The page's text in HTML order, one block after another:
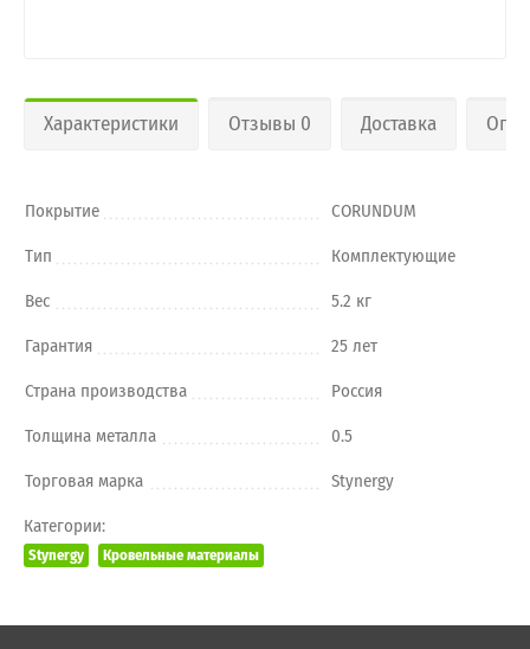
Характеристики Отзывы 0 Доставка
Покрытие CORUNDUM
Тип Комплектующие
Вес 5.2 кг
Гарантия 25 лет
Страна производства Россия
Толщина металла 0.5
Торговая марка Stynergy
Категории:
Stynergy Кровельные материалы